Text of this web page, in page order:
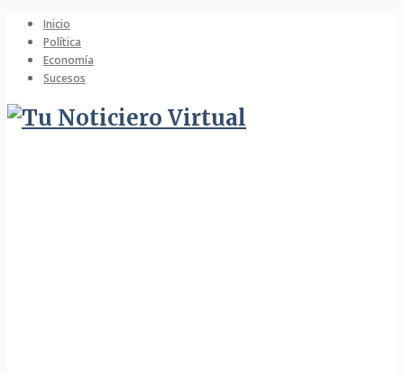
Inicio
Política
Economía
Sucesos